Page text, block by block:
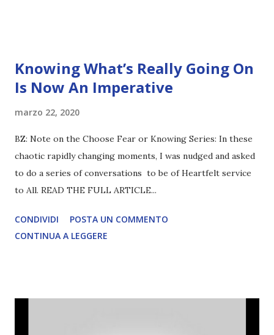
Knowing What’s Really Going On
Is Now An Imperative
marzo 22, 2020
BZ: Note on the Choose Fear or Knowing Series: In these
chaotic rapidly changing moments, I was nudged and asked
to do a series of conversations to be of Heartfelt service
to All. READ THE FULL ARTICLE...
CONDIVIDI
POSTA UN COMMENTO
CONTINUA A LEGGERE